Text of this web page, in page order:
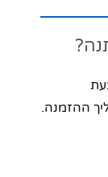
ההזמנה.